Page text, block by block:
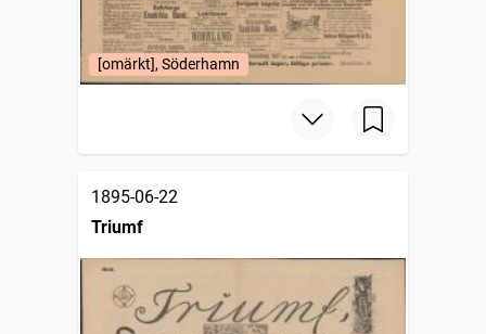
[omärkt], Söderhamn
1895-06-22
Triumf